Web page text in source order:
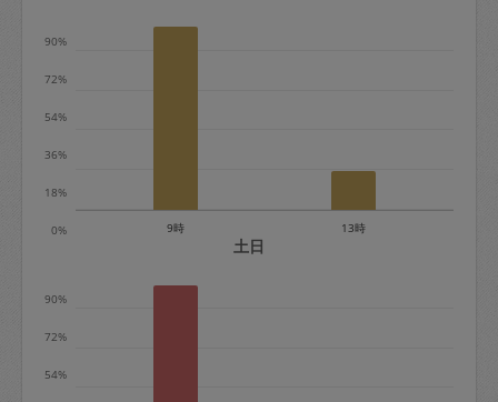
※キャンセル料金の設定について：
0%
18%
36%
54%
72%
90%
9時 13時
土日
54%
72%
90%